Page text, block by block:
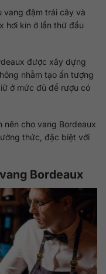
vang đậm trái cây và
hơi kín ở lần thử đầu
được xây dựng
nhằm tạo ấn tượng
ở mức đủ để rượu có
nên cho vang Bordeaux
thức, đặc biệt với
Bordeaux